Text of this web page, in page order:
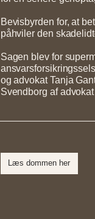
Bevisbyrden for, at
påhviler den
Sagen blev for
og advokat Tanja
Svendborg af
Læs dommen her